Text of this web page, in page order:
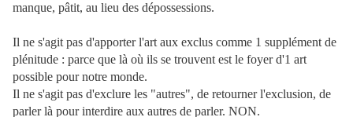
manque, pâtit, au lieu des dépossessions.
Il ne s'agit pas d'apporter l'art aux exclus comme 1 supplément de
plénitude : parce que là où ils se trouvent est le foyer d'1 art
possible pour notre monde.
Il ne s'agit pas d'exclure les "autres", de retourner l'exclusion, de
parler là pour interdire aux autres de parler. NON.